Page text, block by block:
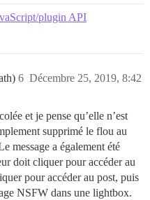
plugin API
Décembre 25, 2019, 8:42
6
et je pense qu’elle n’est
supprimé le flou au
message a également été
doit cliquer pour accéder au
pour accéder au post, puis
NSFW dans une lightbox.